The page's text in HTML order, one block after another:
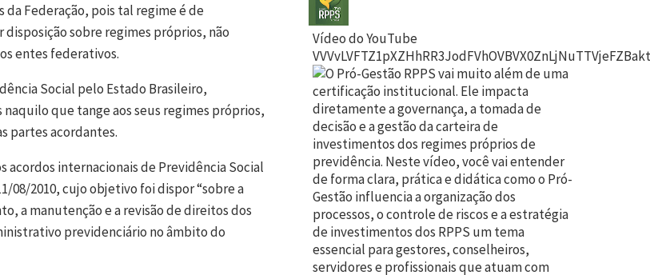
Federação, pois tal regime é de
sobre regimes próprios, não
entes federativos.
Social pelo Estado Brasileiro,
que tange aos seus regimes próprios,
partes acordantes.
internacionais de Previdência Social
08/2010, cujo objetivo foi dispor “sobre a
a manutenção e a revisão de direitos dos
previdenciário no âmbito do
Vídeo do YouTube